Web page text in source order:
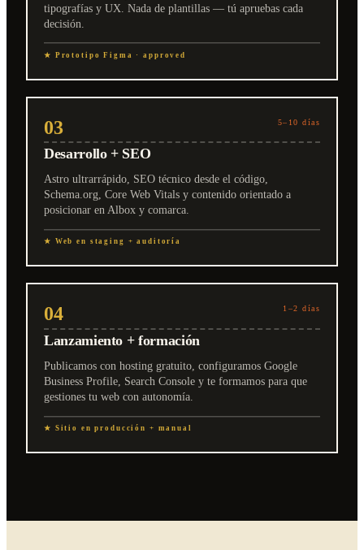
tipografías y UX. Nada de plantillas — tú apruebas cada
decisión.
★ Prototipo Figma · approved
03 5–10 días
Desarrollo + SEO
Astro ultrarrápido, SEO técnico desde el código,
Schema.org, Core Web Vitals y contenido orientado a
posicionar en Albox y comarca.
★ Web en staging + auditoría
04 1–2 días
Lanzamiento + formación
Publicamos con hosting gratuito, configuramos Google
Business Profile, Search Console y te formamos para que
gestiones tu web con autonomía.
★ Sitio en producción + manual